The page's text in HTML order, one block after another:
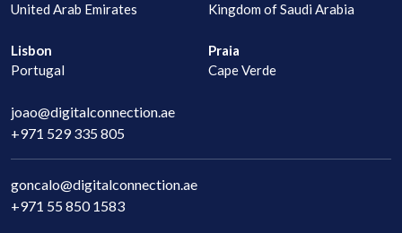
United Arab Emirates
Lisbon
Portugal
Kingdom of Saudi Arabia
Praia
Cape Verde
joao@digitalconnection.ae
+971 529 335 805
goncalo@digitalconnection.ae
+971 55 850 1583